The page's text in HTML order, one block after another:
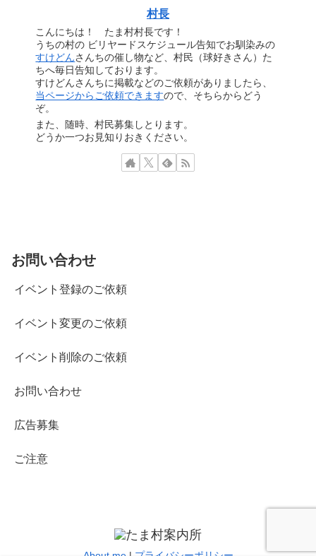
村長
こんにちは！ たま村村長です！
うちの村の ビリヤードスケジュール告知でお馴染みの
すけどんさんちの催し物など、村民（球好きさん）た
ちへ毎日告知しております。
すけどんさんちに掲載などのご依頼がありましたら、
当ページからご依頼できますので、そちらからどう
ぞ。
また、随時、村民募集しとります。
どうか一つお見知りおきください。
お問い合わせ
イベント登録のご依頼
イベント変更のご依頼
イベント削除のご依頼
お問い合わせ
広告募集
ご注意